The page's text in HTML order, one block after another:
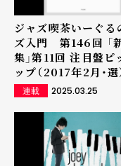
ジャズ喫茶いーぐる
ズ入門 第146回 「
集」第11回 注目盤ピ
ップ（2017年2月・選
連載 2025.03.25